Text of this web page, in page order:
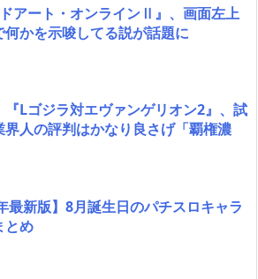
ドアート・オンラインⅡ』、画面左上
何かを示唆してる説が話題に
『Lゴジラ対エヴァンゲリオン2』、試
界人の評判はかなり良さげ「覇権濃
最新版】8月誕生日のパチスロキャラ
とめ